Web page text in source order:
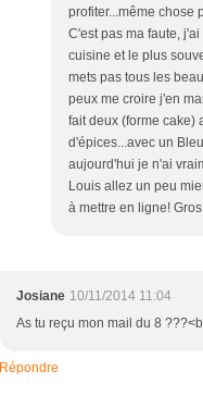
profiter...même chose
C'est pas ma faute,
cuisine et le plus
mets pas tous les
peux me croire j'en
fait deux (forme cake)
d'épices...avec un
aujourd'hui je n'ai
Louis allez un peu
à mettre en ligne!
Josiane 10/11/2014 11:04
As tu reçu mon mail du 8
Répondre